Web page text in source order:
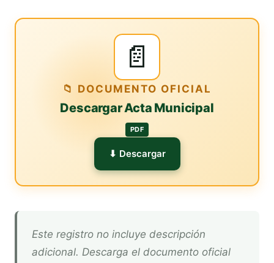
📄
📁 DOCUMENTO OFICIAL
Descargar Acta Municipal
PDF
⬇ Descargar
Este registro no incluye descripción
adicional. Descarga el documento oficial